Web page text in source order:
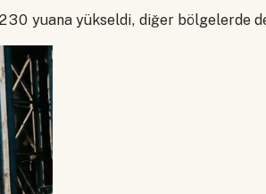
yuana yükseldi, diğer bölgelerde